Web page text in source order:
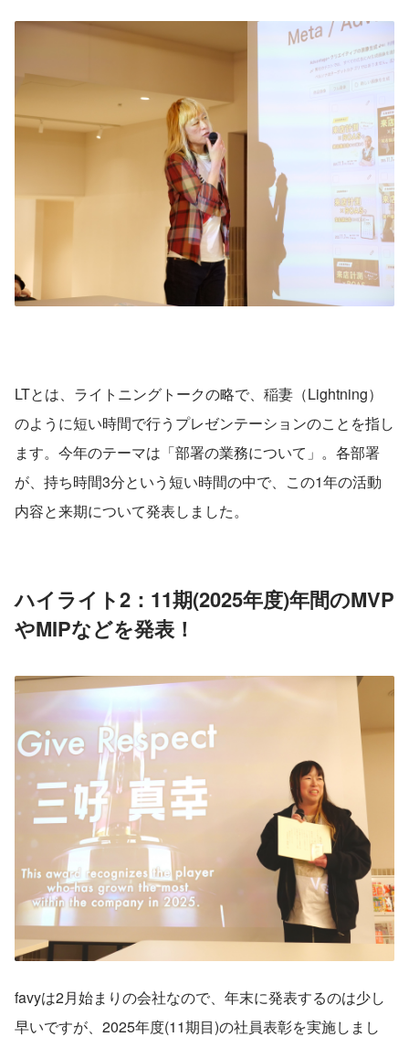
LTとは、ライトニングトークの略で、稲妻（Lightning）
のように短い時間で行うプレゼンテーションのことを指し
ます。今年のテーマは「部署の業務について」。各部署
が、持ち時間3分という短い時間の中で、この1年の活動
内容と来期について発表しました。
ハイライト2：11期(2025年度)年間のMVP
やMIPなどを発表！
favyは2月始まりの会社なので、年末に発表するのは少し
早いですが、2025年度(11期目)の社員表彰を実施しまし